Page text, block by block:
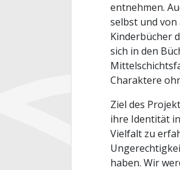
entnehmen.
selbst und von
Kinderbücher
sich in den
Charaktere
Ziel des
ihre Identität
Vielfalt zu
haben. Wir